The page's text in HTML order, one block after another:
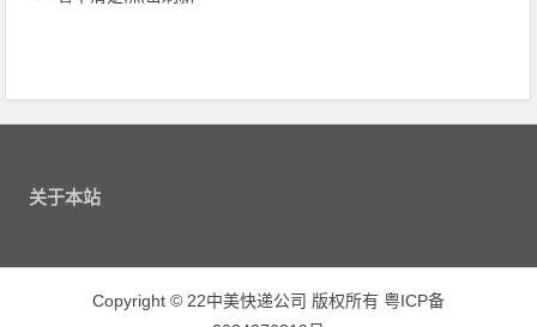
关于本站
Copyright © 22中美快递公司 版权所有 粤ICP备